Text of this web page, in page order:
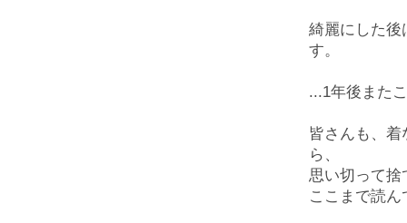
綺麗にした後
す。
...1年後また
皆さんも、
ら、
思い切って捨
ここまで読